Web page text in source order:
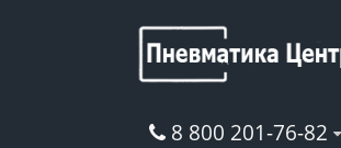
8 800 201-76-82